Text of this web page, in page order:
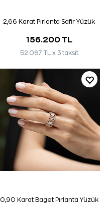
2,66 Karat Pırlanta Safir Yüzük
156.200 TL
52.067 TL x 3 taksit
0,90 Karat Baget Pırlanta Yüzük